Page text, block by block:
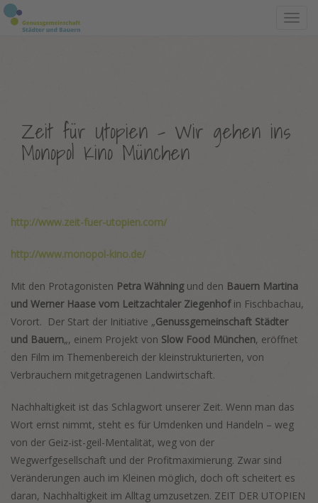
Zeit für Utopien – Wir gehen ins
Monopol Kino München
http://www.zeit-fuer-utopien.com/
http://www.monopol-kino.de/
Mit den Protagonisten Petra Wähningund den Bauern Martina
und Werner Haase vom Leitzachtaler Ziegenhofin Fischbachau,
Vorort. Der Start der Initiative „Genussgemeinschaft Städter
und Bauern„, einem Projekt von Slow Food München, eröffnet
den Film im Themenbereich der kleinstrukturierten, von
Verbrauchern mitgetragenen Landwirtschaft.
Nachhaltigkeit ist das Schlagwort unserer Zeit. Wenn man das
Wort ernst nimmt, steht es für Umdenken und Handeln – weg
von der Geiz-ist-geil-Mentalität, weg von der
Wegwerfgesellschaft und der Profitmaximierung. Zwar sind
Veränderungen auch im Kleinen möglich, doch oft scheitert es
daran, Nachhaltigkeit im Alltag umzusetzen. ZEIT DER UTOPIEN